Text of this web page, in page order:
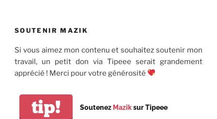
SOUTENIR MAZIK
Si vous aimez mon contenu et souhaitez soutenir mon
travail, un petit don via Tipeee serait grandement
apprécié ! Merci pour votre générosité
tip! Soutenez Maziksur Tipeee